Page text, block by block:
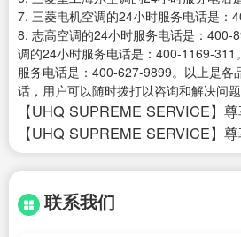
7. 三菱电机空调的24小时服务电话是：
8. 志高空调的24小时服务电话是：400-
调的24小时服务电话是：400-1169-
服务电话是：400-627-9899。以上是各
话，用户可以随时拨打以咨询和解决问题
【UHQ SUPREME SERVICE】
【UHQ SUPREME SERVICE】
联系我们